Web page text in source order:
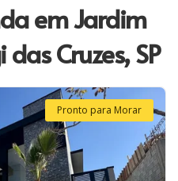
em Jardim
Cruzes, SP
Pronto para Morar